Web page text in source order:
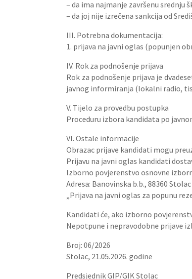
– da ima najmanje završenu srednju
– da joj nije izrečena sankcija od
III. Potrebna dokumentacija:
1. prijava na javni oglas (popunjen
IV. Rok za podnošenje prijava
Rok za podnošenje prijava je
javnog informiranja (lokalni radio,
V. Tijelo za provedbu postupka
Proceduru izbora kandidata po
VI. Ostale informacije
Obrazac prijave kandidati mogu
Prijavu na javni oglas kandidati
Izborno povjerenstvo osnovne
Adresa: Banovinska b.b., 88360 Stolac
„Prijava na javni oglas za popunu
Kandidati će, ako izborno
Nepotpune i nepravodobne prijave
Broj: 06/2026
Stolac, 21.05.2026. godine
Predsjednik GIP/GIK Stolac